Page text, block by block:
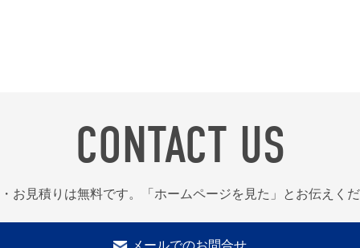
CONTACT US
お見積りは無料です。「ホームページを見た」とお伝えく